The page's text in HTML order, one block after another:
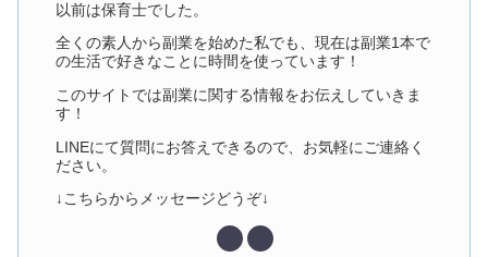
以前は保育士でした。
全くの素人から副業を始めた私でも、現在は副業1本で
の生活で好きなことに時間を使っています！
このサイトでは副業に関する情報をお伝えしていきま
す！
LINEにて質問にお答えできるので、お気軽にご連絡く
ださい。
↓こちらからメッセージどうぞ↓